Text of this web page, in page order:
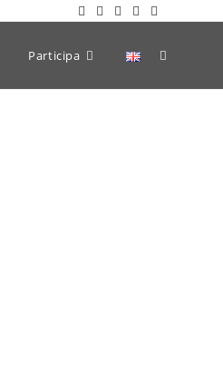
Participa